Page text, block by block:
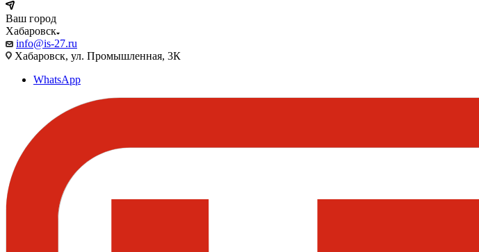
Ваш город
Хабаровск
info@is-27.ru
Хабаровск, ул. Промышленная, 3К
WhatsApp